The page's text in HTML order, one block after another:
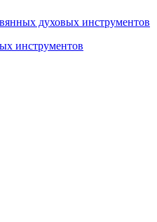
духовых инструментов
инструментов